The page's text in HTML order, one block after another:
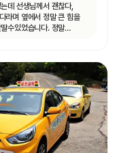
데 선생님께서 괜찮다,
라며 옆에서 정말 큰 힘을
수있었습니다. 정말